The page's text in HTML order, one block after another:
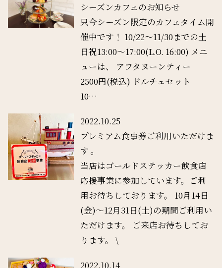
シーズンカフェのお知らせ
只今シーズン限定のカフェタイム開
催中です！ 10/22〜11/30までの土
日祝13:00〜17:00(L.O. 16:00) メニ
ューは、 アフタヌーンティー
2500円(税込) ドルチェセット
10…
2022.10.25
プレミアム食事券ご利用いただけま
す 。
当店はゴールドステッカー飲食店
応援事業に参加しています。ご利
用お待ちしております。 10月14日
(金)〜12月31日(土)の期間ご利用い
ただけます。 ご来店お待ちしてお
ります。 \
2022.10.14